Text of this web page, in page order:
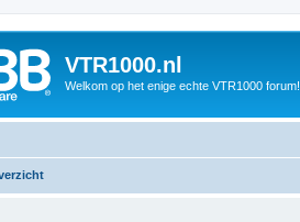
VTR1000.nl
Welkom op het enige echte VTR1000 forum!